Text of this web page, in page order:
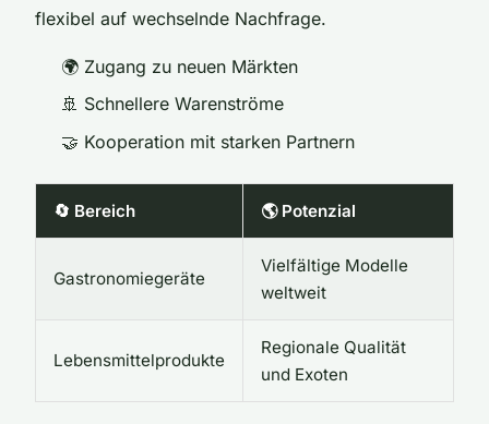
flexibel auf wechselnde Nachfrage.
🌍 Zugang zu neuen Märkten
🚢 Schnellere Warenströme
🤝 Kooperation mit starken Partnern
🔄 Bereich 🌎 Potenzial
Gastronomiegeräte
Vielfältige Modelle
weltweit
Lebensmittelprodukte
Regionale Qualität
und Exoten